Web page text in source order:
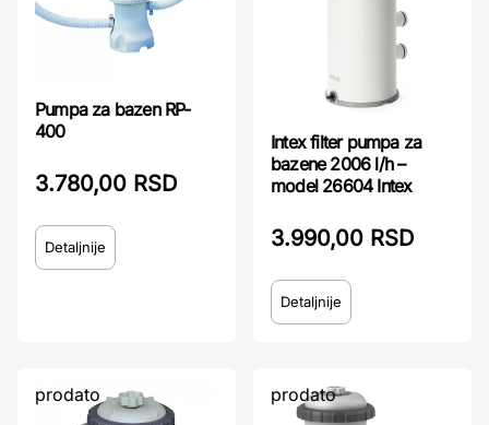
Pumpa za bazen RP-
400
3.780,00 RSD
Detaljnije
Intex filter pumpa za
bazene 2006 l/h –
model 26604 Intex
3.990,00 RSD
Detaljnije
prodato prodato